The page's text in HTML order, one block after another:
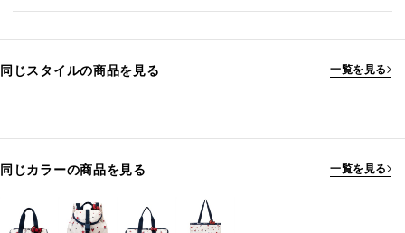
同じスタイルの商品を見る 一覧を見る
同じカラーの商品を見る 一覧を見る